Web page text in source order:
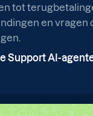
tot
en vragen
Support AI-